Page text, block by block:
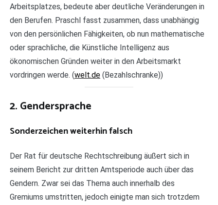
Arbeitsplatzes, bedeute aber deutliche Veränderungen in
den Berufen. Praschl fasst zusammen, dass unabhängig
von den persönlichen Fähigkeiten, ob nun mathematische
oder sprachliche, die Künstliche Intelligenz aus
ökonomischen Gründen weiter in den Arbeitsmarkt
vordringen werde. (welt.de (Bezahlschranke))
2. Gendersprache
Sonderzeichen weiterhin falsch
Der Rat für deutsche Rechtschreibung äußert sich in
seinem Bericht zur dritten Amtsperiode auch über das
Gendern. Zwar sei das Thema auch innerhalb des
Gremiums umstritten, jedoch einigte man sich trotzdem